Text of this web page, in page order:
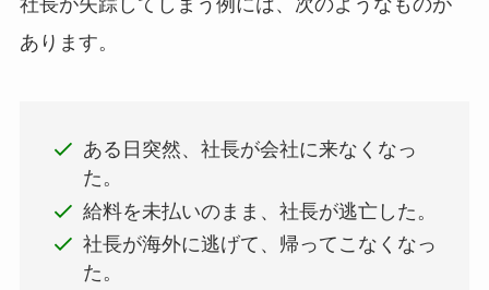
あります。
ある日突然、社長が会社に来なくなっ
た。
給料を未払いのまま、社長が逃亡した。
社長が海外に逃げて、帰ってこなくなっ
た。